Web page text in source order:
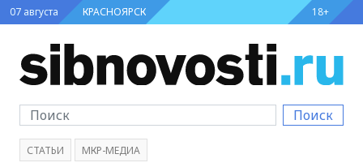
07 августа КРАСНОЯРСК 18+
Поиск
СТАТЬИ МКР-МЕДИА